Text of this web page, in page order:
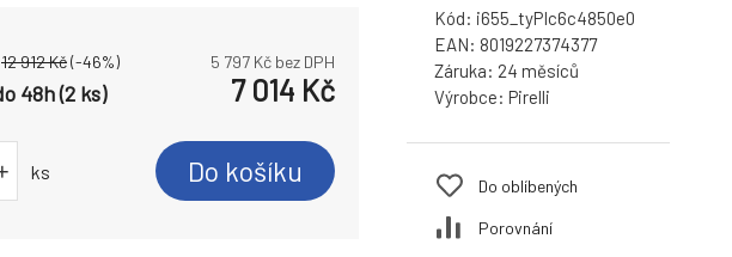
12 912Kč(-46%) 5 797 Kč bez DPH
48h (2 ks) 7 014 Kč
ks Do košíku
Kód: i655_tyPIc6c4850e0
EAN: 8019227374377
Záruka: 24 měsíců
Výrobce: Pirelli
Do oblíbených
Porovnání